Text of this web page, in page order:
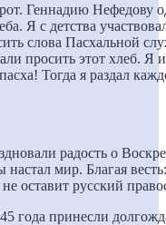
Геннадию Нефедову
Я с детства
слова Пасхальной
просить этот хлеб.
Тогда я раздал
радость о
настал мир. Благая
оставит русский
года принесли